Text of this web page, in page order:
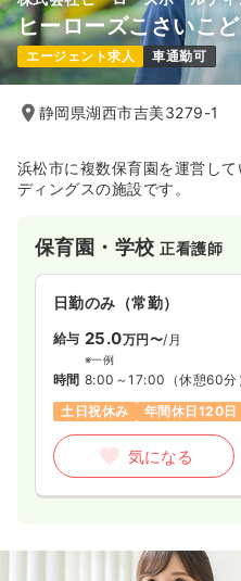
ヒーローズこさいこ
エージェント求人 車通勤可
静岡県湖西市吉美3279-1
浜松市に複数保育園を運営し
ディングスの施設です。
保育園・学校正看護師
日勤のみ（常勤）
給与 25.0万円〜/月
※一例
時間 8:00～17:00 （休憩60分
土日祝休み
年間休日120日
気になる